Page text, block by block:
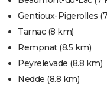
Gentioux-Pigerolles
Tarnac(8 km)
Rempnat(8.5 km)
Peyrelevade (8.8 km)
Nedde (8.8 km)